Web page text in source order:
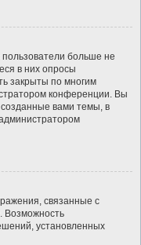
больше не
в них опросы
закрыты по многим
конференции. Вы
вами темы, в
связанные с
Возможность
установленных